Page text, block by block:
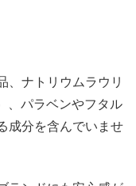
、ナトリウムラウリ
、パラベンやフタル
成分を含んでいませ